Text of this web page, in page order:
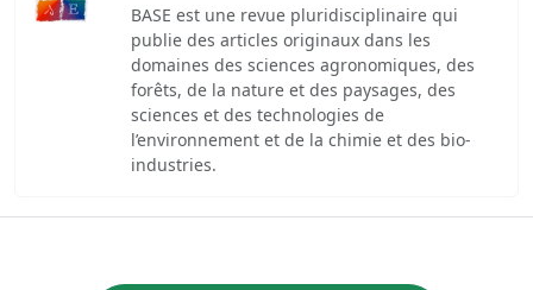
BASE est une revue pluridisciplinaire qui
publie des articles originaux dans les
domaines des sciences agronomiques, des
forêts, de la nature et des paysages, des
sciences et des technologies de
l’environnement et de la chimie et des bio-
industries.